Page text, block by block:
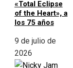
«Total Eclipse
of the Heart», a
los 75 años
9 de julio de
2026